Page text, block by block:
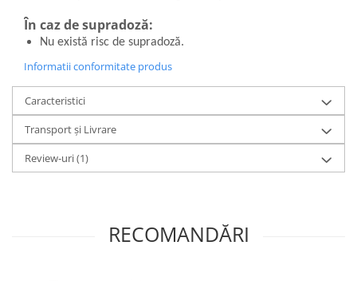
În caz de supradoză:
Nu există risc de supradoză.
Informatii conformitate produs
Caracteristici
Transport și Livrare
Review-uri(1)
RECOMANDĂRI